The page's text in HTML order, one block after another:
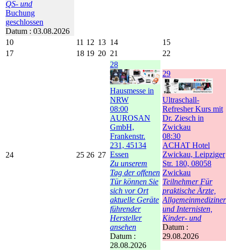
QS- und
Buchung
geschlossen
Datum : 03.08.2026
10 11 12 13 14
15
17
18 19 20 21 22
24 25 26 27
28
Hausmesse in
NRW
08:00
AUROSAN
GmbH,
Frankenstr.
231, 45134
Essen
Zu unserem
Tag der offenen
Tür können Sie
sich vor Ort
aktuelle Geräte
führender
Hersteller
ansehen
Datum :
28.08.2026
29
Ultraschall-
Refresher Kurs mit
Dr. Ziesch in
Zwickau
08:30
ACHAT Hotel
Zwickau, Leipziger
Str. 180, 08058
Zwickau
Teilnehmer Für
praktische Ärzte,
Allgemeinmediziner
und Internisten,
Kinder- und
Datum :
29.08.2026